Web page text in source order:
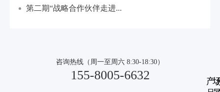
第二期“战略合作伙伴走进...
咨询热线（周一至周六 8:30-18:30）
155-8005-6632
产